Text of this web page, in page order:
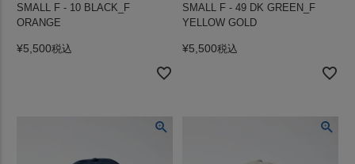
SMALL F - 10 BLACK_F
ORANGE
¥5,500税込
SMALL F - 49 DK GREEN_F
YELLOW GOLD
¥5,500税込